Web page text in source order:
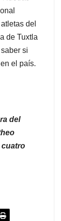
del
de Tuxtla
si
el país.
del
cuatro